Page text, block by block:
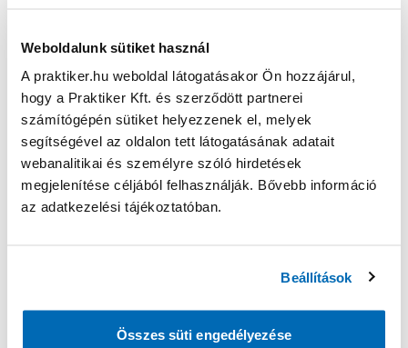
Weboldalunk sütiket használ
A praktiker.hu weboldal látogatásakor Ön hozzájárul,
hogy a Praktiker Kft. és szerződött partnerei
számítógépén sütiket helyezzenek el, melyek
segítségével az oldalon tett látogatásának adatait
webanalitikai és személyre szóló hirdetések
megjelenítése céljából felhasználják. Bővebb információ
az adatkezelési tájékoztatóban.
Beállítások
Összes süti engedélyezése
Oldal újratöltése